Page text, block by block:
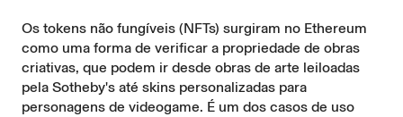
Os tokens não fungíveis (NFTs) surgiram no Ethereum
como uma forma de verificar a propriedade de obras
criativas, que podem ir desde obras de arte leiloadas
pela Sotheby's até skins personalizadas para
personagens de videogame. É um dos casos de uso